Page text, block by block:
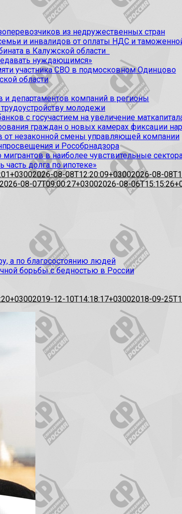
из недружественных стран
и инвалидов от оплаты НДС и
в Калужской области
нуждающимся»
участника СВО в подмосковном Одинцово
области
департаментов компаний в регионы
молодежи
с госучастием на увеличение
граждан о новых камерах фиксации
незаконной смены управляющей компании
и Рособрнадзора
мигрантов в наиболее чувствительные
долга по ипотеке»
2026-08-08T12:20:09+03002026-08-
2026-08-07T09:00:27+03002026-08-
а по благосостоянию людей
борьбы с бедностью в России
2019-12-10T14:18:17+03002018-09-